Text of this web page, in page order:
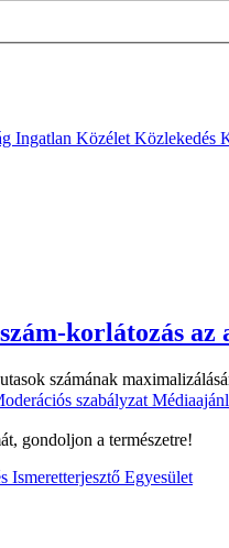
Ingatlan Közélet Közlekedés
korlátozás
számának
szabályzat
gondoljon a természetre!
Ismeretterjesztő Egyesület